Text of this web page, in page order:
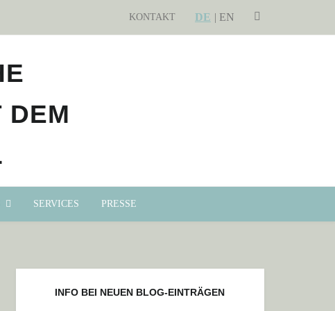
DE EN
SEARCH
KONTAKT
SERVICES PRESSE
INFO BEI NEUEN BLOG-EINTRÄGEN